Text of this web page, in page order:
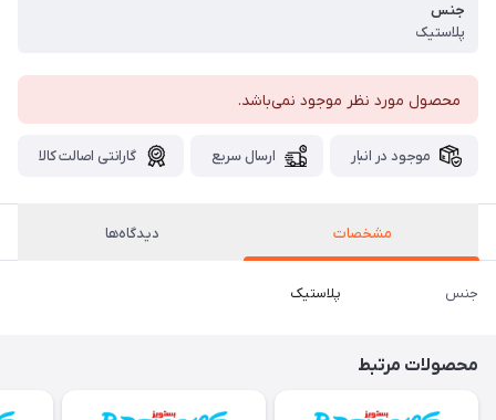
جنس
پلاستیک
محصول مورد نظر موجود نمی‌باشد.
موجود در انبار ارسال سریع گارانتی اصالت کالا
مشخصات دیدگاه‌ها
جنس پلاستیک
محصولات مرتبط